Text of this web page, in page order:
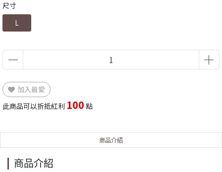
尺寸
L
加入最愛
此商品可以折抵紅利 100 點
商品介紹
商品介紹